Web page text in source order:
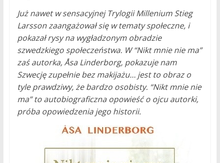
Już nawet w sensacyjnej Trylogii Millenium Stieg
Larsson zaangażował się w tematy społeczne, i
pokazał rysy na wygładzonym obradzie
szwedzkiego społeczeństwa. W “Nikt mnie nie ma”
zaś autorka, Åsa Linderborg, pokazuje nam
Szwecję zupełnie bez makijażu… jest to obraz o
tyle prawdziwy, że bardzo osobisty. “Nikt mnie nie
ma” to autobiograficzna opowieść o ojcu autorki,
próba opowiedzenia jego historii.